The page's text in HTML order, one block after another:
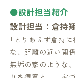
●設計担当紹介
設計担当：倉持
「とりあえず倉持
な、距離の近い関
無垢の家のような